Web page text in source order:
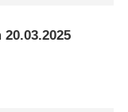
20.03.2025